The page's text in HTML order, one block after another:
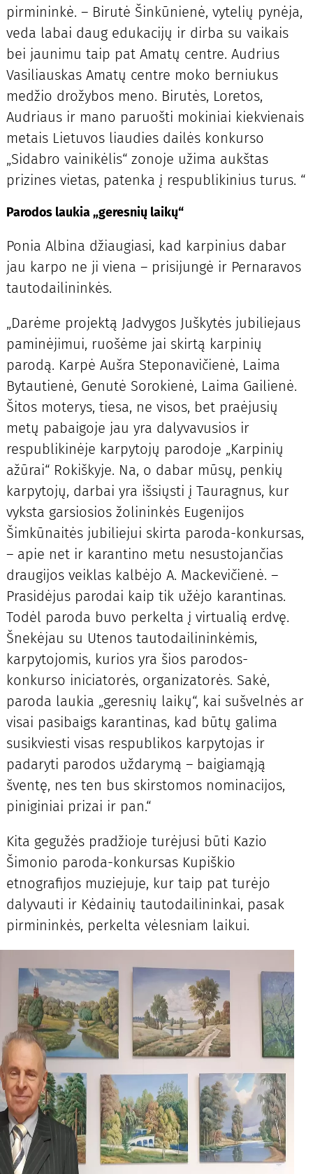
pirmininkė. – Birutė Šinkūnienė, vytelių pynėja,
veda labai daug edukacijų ir dirba su vaikais
bei jaunimu taip pat Amatų centre. Audrius
Vasiliauskas Amatų centre moko berniukus
medžio drožybos meno. Birutės, Loretos,
Audriaus ir mano paruošti mokiniai kiekvienais
metais Lietuvos liaudies dailės konkurso
„Sidabro vainikėlis“ zonoje užima aukštas
prizines vietas, patenka į respublikinius turus. “
Parodos laukia „geresnių laikų“
Ponia Albina džiaugiasi, kad karpinius dabar
jau karpo ne ji viena – prisijungė ir Pernaravos
tautodailininkės.
„Darėme projektą Jadvygos Juškytės jubiliejaus
paminėjimui, ruošėme jai skirtą karpinių
parodą. Karpė Aušra Steponavičienė, Laima
Bytautienė, Genutė Sorokienė, Laima Gailienė.
Šitos moterys, tiesa, ne visos, bet praėjusių
metų pabaigoje jau yra dalyvavusios ir
respublikinėje karpytojų parodoje „Karpinių
ažūrai“ Rokiškyje. Na, o dabar mūsų, penkių
karpytojų, darbai yra išsiųsti į Tauragnus, kur
vyksta garsiosios žolininkės Eugenijos
Šimkūnaitės jubiliejui skirta paroda-konkursas,
– apie net ir karantino metu nesustojančias
draugijos veiklas kalbėjo A. Mackevičienė. –
Prasidėjus parodai kaip tik užėjo karantinas.
Todėl paroda buvo perkelta į virtualią erdvę.
Šnekėjau su Utenos tautodailininkėmis,
karpytojomis, kurios yra šios parodos-
konkurso iniciatorės, organizatorės. Sakė,
paroda laukia „geresnių laikų“, kai sušvelnės ar
visai pasibaigs karantinas, kad būtų galima
susikviesti visas respublikos karpytojas ir
padaryti parodos uždarymą – baigiamąją
šventę, nes ten bus skirstomos nominacijos,
piniginiai prizai ir pan.“
Kita gegužės pradžioje turėjusi būti Kazio
Šimonio paroda-konkursas Kupiškio
etnografijos muziejuje, kur taip pat turėjo
dalyvauti ir Kėdainių tautodailininkai, pasak
pirmininkės, perkelta vėlesniam laikui.